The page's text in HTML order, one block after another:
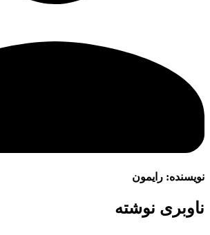
نویسنده: رایمون
ناوبری نوشته